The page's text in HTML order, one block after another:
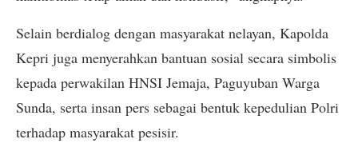
Selain berdialog dengan masyarakat nelayan, Kapolda
Kepri juga menyerahkan bantuan sosial secara simbolis
kepada perwakilan HNSI Jemaja, Paguyuban Warga
Sunda, serta insan pers sebagai bentuk kepedulian Polri
terhadap masyarakat pesisir.